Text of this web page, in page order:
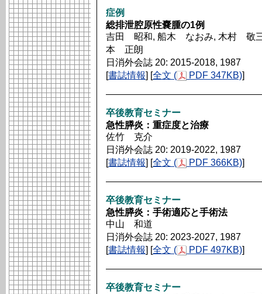
症例
総排泄腔原性嚢腫の1例
吉田 昭和, 船木 なおみ, 木村 敬
本 正朗
日消外会誌 20: 2015-2018, 1987
[書誌情報] [全文 ( PDF 347KB)]
卒後教育セミナー
急性膵炎：重症度と治療
佐竹 克介
日消外会誌 20: 2019-2022, 1987
[書誌情報] [全文 ( PDF 366KB)]
卒後教育セミナー
急性膵炎：手術適応と手術法
中山 和道
日消外会誌 20: 2023-2027, 1987
[書誌情報] [全文 ( PDF 497KB)]
卒後教育セミナー